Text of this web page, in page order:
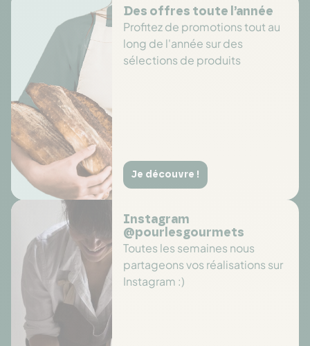
Des offres toute l’année
Profitez de promotions tout au
long de l'année sur des
sélections de produits
Je découvre !
Instagram
@pourlesgourmets
Toutes les semaines nous
partageons vos réalisations sur
Instagram :)